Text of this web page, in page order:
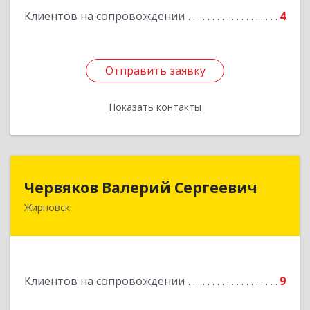
Клиентов на сопровождении 4
Отправить заявку
Показать контакты
Отправить заявку
Назад
Червяков Валерий Сергеевич
Жирновск
Клиентов на сопровождении 9
Червяков Валерий Сергеевич
Подробнее